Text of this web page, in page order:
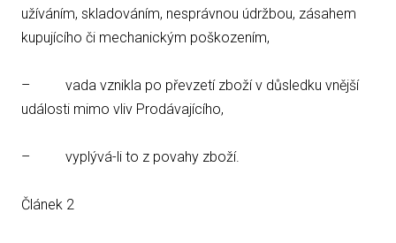
užíváním, skladováním, nesprávnou údržbou, zásahem
kupujícího či mechanickým poškozením,
– vada vznikla po převzetí zboží v důsledku vnější
události mimo vliv Prodávajícího,
– vyplývá-li to z povahy zboží.
Článek 2